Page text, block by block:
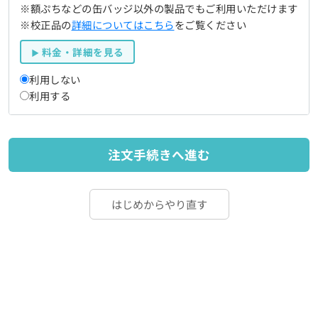
※額ぷちなどの缶バッジ以外の製品でもご利用いただけます
※校正品の詳細についてはこちらをご覧ください
料金・詳細を見る
利用しない
利用する
注文手続きへ進む
はじめからやり直す